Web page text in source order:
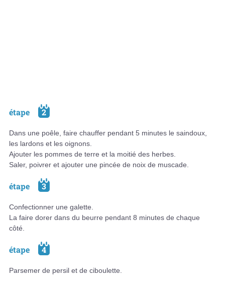
étape 2
Dans une poêle, faire chauffer pendant 5 minutes le saindoux,
les lardons et les oignons.
Ajouter les pommes de terre et la moitié des herbes.
Saler, poivrer et ajouter une pincée de noix de muscade.
étape 3
Confectionner une galette.
La faire dorer dans du beurre pendant 8 minutes de chaque
côté.
étape 4
Parsemer de persil et de ciboulette.